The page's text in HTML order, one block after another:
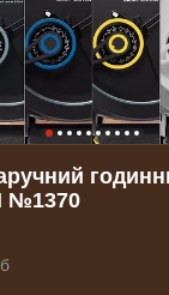
№1370